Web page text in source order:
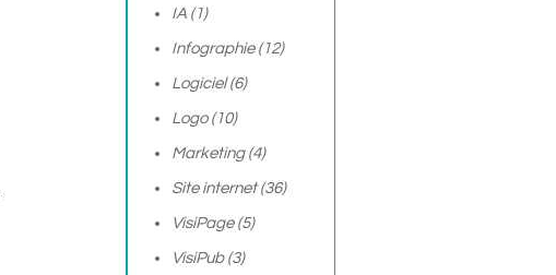
IA (1)
Infographie(12)
Logiciel(6)
Logo(10)
Marketing(4)
Site internet(36)
VisiPage(5)
VisiPub(3)